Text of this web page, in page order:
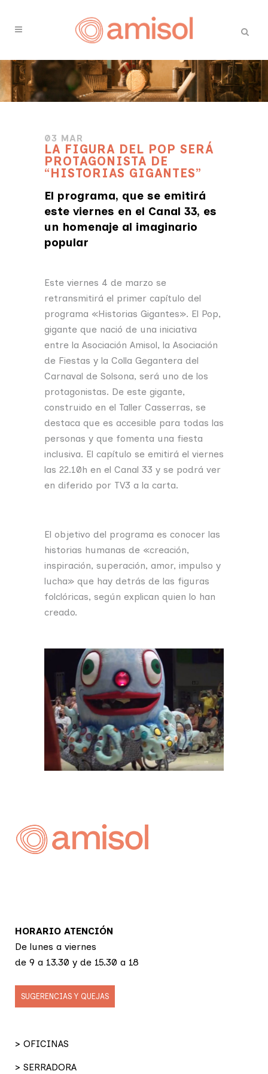
03 MAR
LA FIGURA DEL POP SERÁ
PROTAGONISTA DE
“HISTORIAS GIGANTES”
El programa, que se emitirá
este viernes en el Canal 33, es
un homenaje al imaginario
popular
Este viernes 4 de marzo se
retransmitirá el primer capítulo del
programa «Historias Gigantes». El Pop,
gigante que nació de una iniciativa
entre la Asociación Amisol, la Asociación
de Fiestas y la Colla Gegantera del
Carnaval de Solsona, será uno de los
protagonistas. De este gigante,
construido en el Taller Casserras, se
destaca que es accesible para todas las
personas y que fomenta una fiesta
inclusiva. El capítulo se emitirá el viernes
las 22.10h en el Canal 33 y se podrá ver
en diferido por TV3 a la carta.
El objetivo del programa es conocer las
historias humanas de «creación,
inspiración, superación, amor, impulso y
lucha» que hay detrás de las figuras
folclóricas, según explican quien lo han
creado.
HORARIO ATENCIÓN
De lunes a viernes
de 9 a 13.30 y de 15.30 a 18
SUGERENCIAS Y QUEJAS
> OFICINAS
> SERRADORA